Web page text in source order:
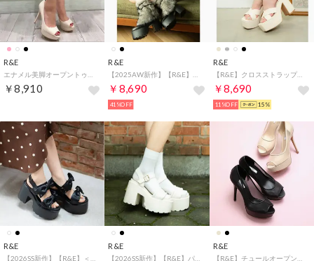
R&E
￥8,910
R&E
￥8,690
41%OFF
R&E
【R&E】クロスストラップスクエアトゥチャンキーヒールサンダル （アイボリー）
￥8,690
11%OFF 15%
R&E R&E R&E